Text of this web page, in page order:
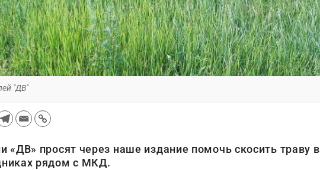
"ДВ"
«ДВ» просят через наше издание помочь скосить траву в
рядом с МКД.